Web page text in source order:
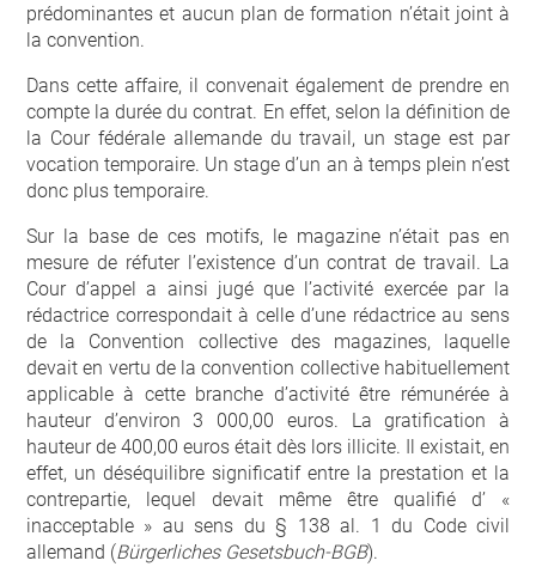
prédominantes et aucun plan de formation n’était joint à
la convention.
Dans cette affaire, il convenait également de prendre en
compte la durée du contrat. En effet, selon la définition de
la Cour fédérale allemande du travail, un stage est par
vocation temporaire. Un stage d’un an à temps plein n’est
donc plus temporaire.
Sur la base de ces motifs, le magazine n’était pas en
mesure de réfuter l’existence d’un contrat de travail. La
Cour d’appel a ainsi jugé que l’activité exercée par la
rédactrice correspondait à celle d’une rédactrice au sens
de la Convention collective des magazines, laquelle
devait en vertu de la convention collective habituellement
applicable à cette branche d’activité être rémunérée à
hauteur d’environ 3 000,00 euros. La gratification à
hauteur de 400,00 euros était dès lors illicite. Il existait, en
effet, un déséquilibre significatif entre la prestation et la
contrepartie, lequel devait même être qualifié d’ «
inacceptable » au sens du § 138 al. 1 du Code civil
allemand (Bürgerliches Gesetsbuch-BGB).